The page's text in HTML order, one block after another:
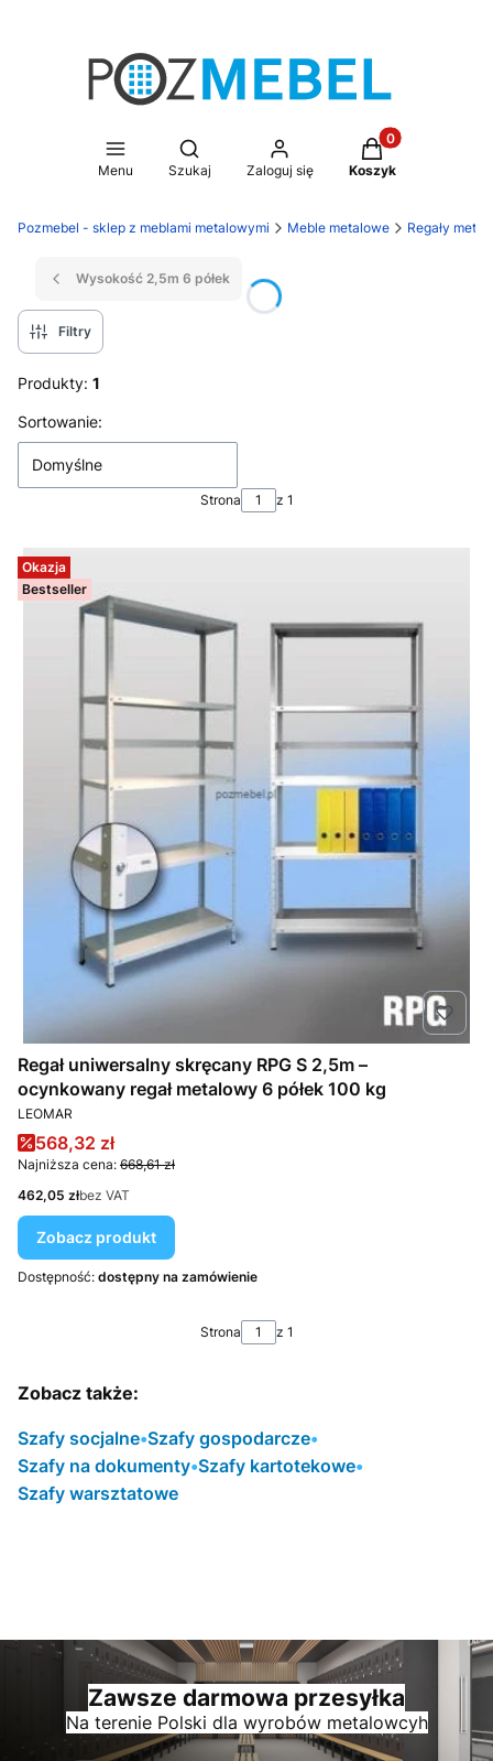
Menu
Otwórz wyszukiwarkę
Szukaj Zaloguj się
Produkty w
Koszyk
Pozmebel - sklep z meblami metalowymi Meble metalowe Regały
Wysokość 2,5m 6 półek
Filtry
Produkty: 1
Lista produktów
Sortowanie:
Domyślne
Strona z 1
Okazja
Bestseller
Regał uniwersalny skręcany RPG S 2,5m –
ocynkowany regał metalowy 6 półek 100 kg
PRODUCENT
LEOMAR
Cena promocyjna
568,32 zł
Najniższa cena: 668,61 zł
Cena
462,05 złbez VAT
Zobacz produkt
Dostępność: dostępny na zamówienie
Strona z 1
Zobacz także:
Szafy socjalne•Szafy gospodarcze•
Szafy na dokumenty•Szafy kartotekowe•
Szafy warsztatowe
Zawsze darmowa przesyłka
Na terenie Polski dla wyrobów metalowcyh